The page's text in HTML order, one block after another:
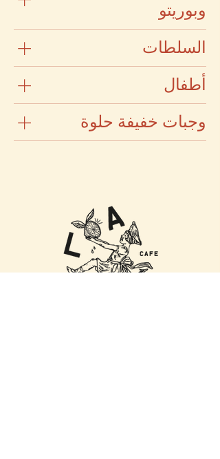
وبوريتو
السلطات
أطفال
وجبات خفيفة حلوة